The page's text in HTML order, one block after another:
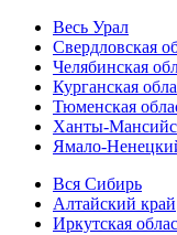
Весь Урал
Свердловская
Челябинская
Курганская
Тюменская
Ханты-
Ямало-
Вся Сибирь
Алтайский край
Иркутская